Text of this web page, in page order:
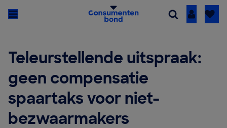
Inloggen
Teleurstellende uitspraak:
geen compensatie
spaartaks voor niet-
bezwaarmakers